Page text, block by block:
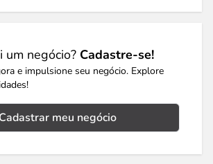
um negócio? Cadastre-se!
e impulsione seu negócio. Explore
Cadastrar meu negócio